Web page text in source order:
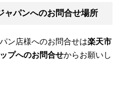
ャパンへのお問合せ場所
ン店様へのお問合せは楽天市
プへのお問合せからお願いし